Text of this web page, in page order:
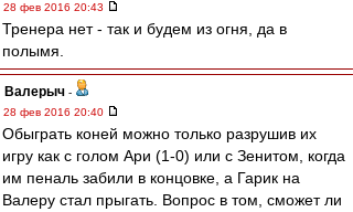
28 фев 2016 20:43
Тренера нет - так и будем из огня, да в
полымя.
Валерыч -
28 фев 2016 20:40
Обыграть коней можно только разрушив их
игру как с голом Ари (1-0) или с Зенитом, когда
им пеналь забили в концовке, а Гарик на
Валеру стал прыгать. Вопрос в том, сможет ли